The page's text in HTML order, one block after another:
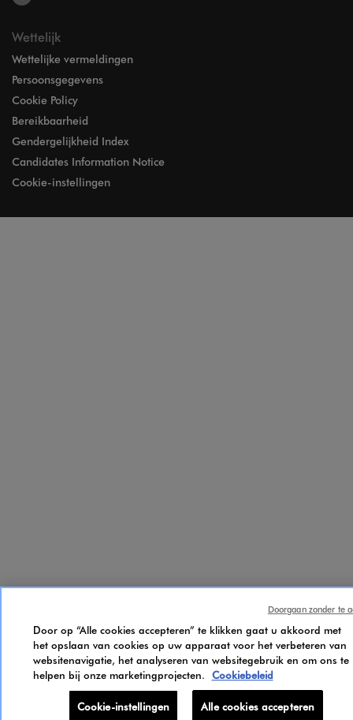
Wettelijk
Wettelijke vermeldingen
Persoonsgegevens
Cookie Policy
Bereikbaarheid
Gendergelijkheid Index
Candidates Information Notice
Cookie-instellingen
Door op “Alle cookies accepteren” te klikken gaat u akkoord met
het opslaan van cookies op uw apparaat voor het verbeteren van
websitenavigatie, het analyseren van websitegebruik en om ons te
helpen bij onze marketingprojecten. Cookiebeleid
Cookie-instellingen Alle cookies accepteren
Doorgaan zonder te